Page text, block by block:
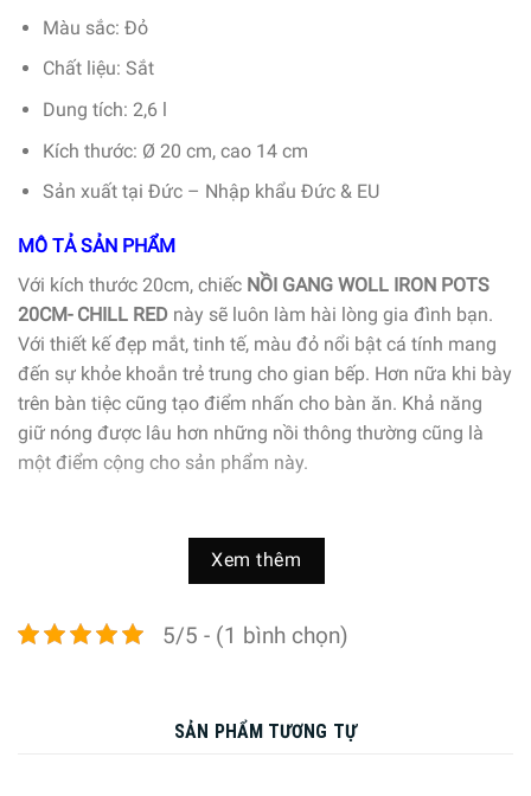
Màu sắc: Đỏ
Chất liệu: Sắt
Dung tích: 2,6 l
Kích thước: Ø 20 cm, cao 14 cm
Sản xuất tại Đức – Nhập khẩu Đức & EU
MÔ TẢ SẢN PHẨM
Với kích thước 20cm, chiếc NỒI GANG WOLL IRON POTS
20CM- CHILL RED này sẽ luôn làm hài lòng gia đình bạn.
Với thiết kế đẹp mắt, tinh tế, màu đỏ nổi bật cá tính mang
đến sự khỏe khoắn trẻ trung cho gian bếp. Hơn nữa khi bày
trên bàn tiệc cũng tạo điểm nhấn cho bàn ăn. Khả năng
giữ nóng được lâu hơn những nồi thông thường cũng là
một điểm cộng cho sản phẩm này.
Xem thêm
5/5 - (1 bình chọn)
SẢN PHẨM TƯƠNG TỰ